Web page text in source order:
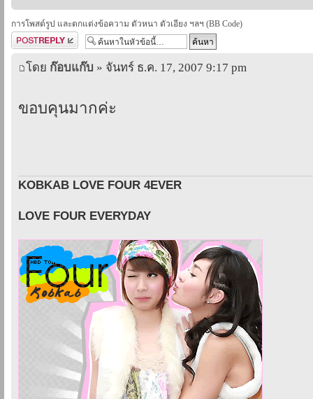
การโพสต์รูป และตกแต่งข้อความ ตัวหนา ตัวเอียง ฯลฯ (BB Code)
ตอบกระทู้
โดย ก๊อบแก๊บ » จันทร์ ธ.ค. 17, 2007 9:17 pm
ขอบคุนมากค่ะ
KOBKAB LOVE FOUR 4EVER
LOVE FOUR EVERYDAY